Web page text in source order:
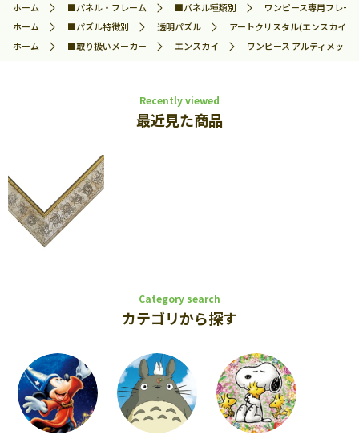
ホーム
■パネル・フレーム ■パネル種類別
ワンピース専用フレー
ホーム
■パズル特徴別 透明パズル
アートクリスタル(エンスカイ)
ホーム
■取り扱いメーカー エンスカイ ワンピース アルティメッ
Recently viewed
最近見た商品
Category search
カテゴリから探す